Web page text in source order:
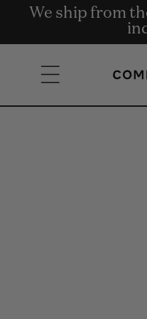
Skip to
Gratis
135
We ship from
Get rewards